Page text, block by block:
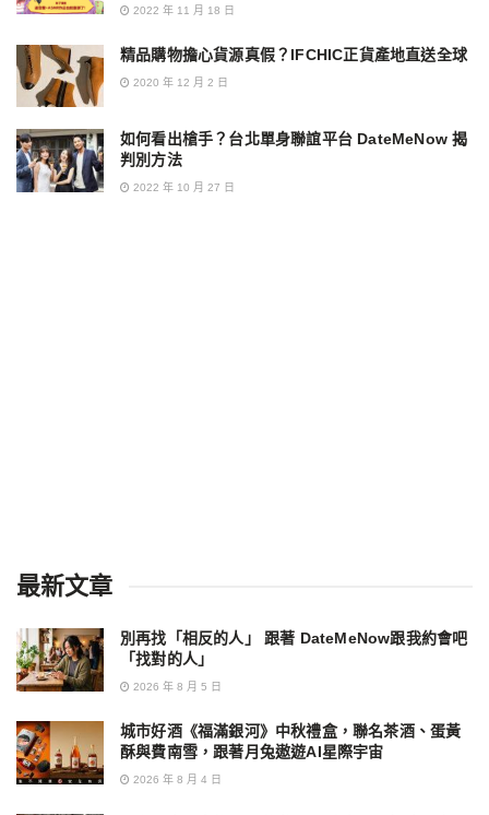
2022 年 11 月 18 日
精品購物擔心貨源真假？IFCHIC正貨產地直送全球
2020 年 12 月 2 日
如何看出槍手？台北單身聯誼平台 DateMeNow 揭
判別方法
2022 年 10 月 27 日
最新文章
別再找「相反的人」 跟著 DateMeNow跟我約會吧
「找對的人」
2026 年 8 月 5 日
城市好酒《福滿銀河》中秋禮盒，聯名茶酒、蛋黃
酥與費南雪，跟著月兔遨遊AI星際宇宙
2026 年 8 月 4 日